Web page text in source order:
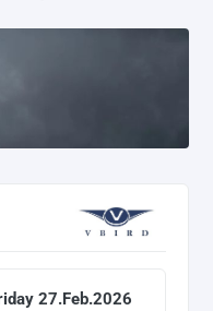
27.Feb.2026